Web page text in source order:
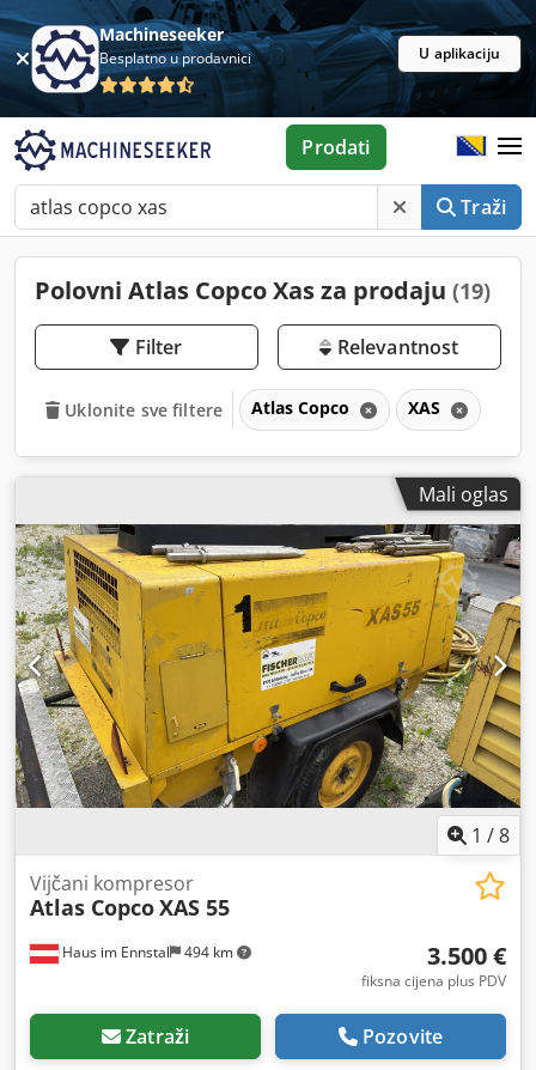
Machineseeker
Besplatno u prodavnici U aplikaciju
Traži
Prodati
Polovni Atlas Copco Xas za prodaju (19)
Filter Relevantnost
Uklonite sve filtere Atlas Copco XAS
Mali oglas
1 /8
Haus im Ennstal 494 km
Vijčani kompresor
Atlas CopcoXAS 55
3.500 €
fiksna cijena plus PDV
Zatraži Pozovite